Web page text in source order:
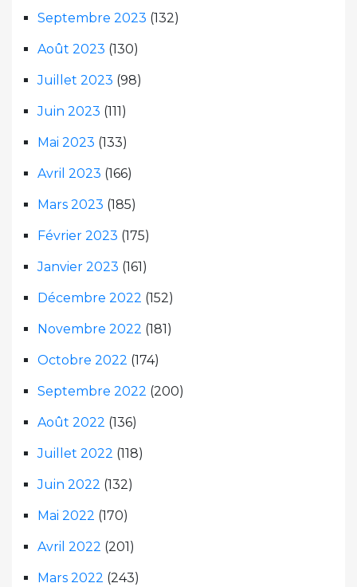
Septembre 2023 (132)
Août 2023 (130)
Juillet 2023 (98)
Juin 2023 (111)
Mai 2023 (133)
Avril 2023 (166)
Mars 2023 (185)
Février 2023 (175)
Janvier 2023 (161)
Décembre 2022 (152)
Novembre 2022 (181)
Octobre 2022 (174)
Septembre 2022 (200)
Août 2022 (136)
Juillet 2022 (118)
Juin 2022 (132)
Mai 2022 (170)
Avril 2022 (201)
Mars 2022 (243)